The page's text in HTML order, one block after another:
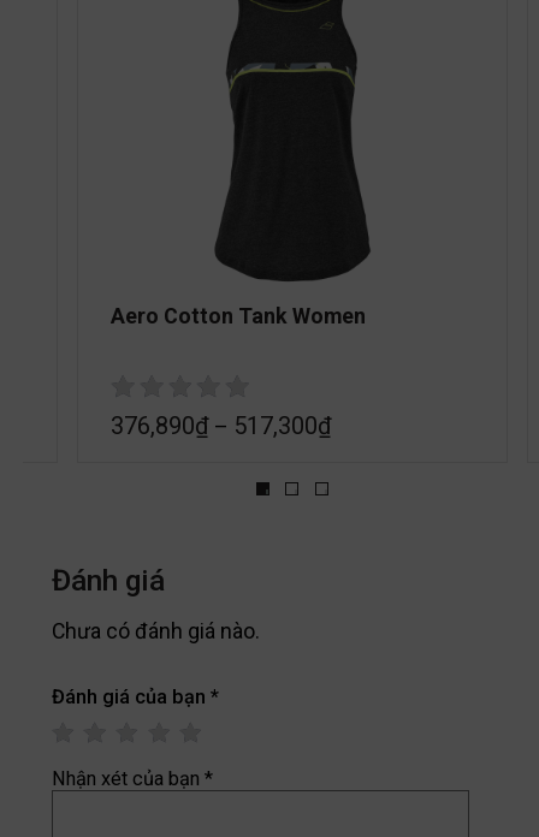
Aero Cotton Tank Women
376,890₫– 517,300₫
Đánh giá
Chưa có đánh giá nào.
Đánh giá của bạn *
Nhận xét của bạn *